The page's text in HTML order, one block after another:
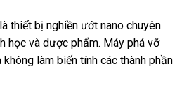
thiết bị nghiền ướt nano chuyên
học và dược phẩm. Máy phá vỡ
làm biến tính các thành phần